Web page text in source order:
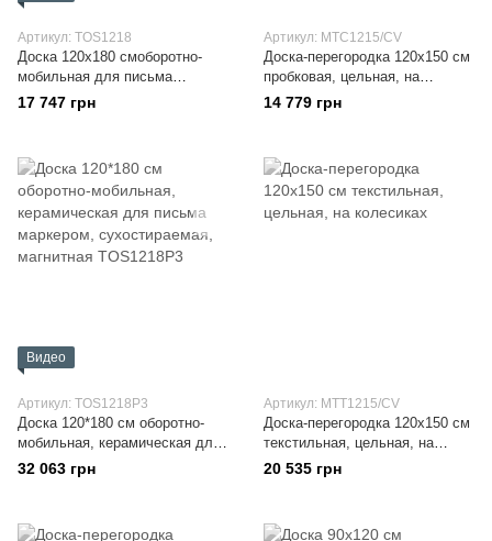
Артикул: TOS1218
Доска 120x180 смоборотно-
мобильная для письма
маркером, сухостираемая,
магнитная
17 747 грн
Артикул: MTC1215/CV
Доска-перегородка 120x150 см
пробковая, цельная, на
колесиках
14 779 грн
Видео
Артикул: TOS1218P3
Доска 120*180 см оборотно-
мобильная, керамическая для
письма маркером,
сухостираемая, магнитная
32 063 грн
Артикул: MTT1215/CV
Доска-перегородка 120x150 см
текстильная, цельная, на
колесиках
20 535 грн